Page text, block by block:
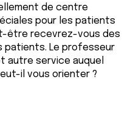
de centre
pour les patients
être recevrez-vous des
patients. Le professeur
autre service auquel
il vous orienter ?